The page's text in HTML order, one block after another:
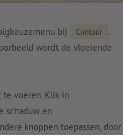
bij Contour
.
wordt de vloeiende
voeren. Klik in
schaduw en
knoppen toepassen, door